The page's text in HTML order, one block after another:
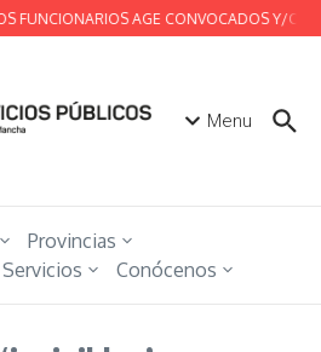
FUNCIONARIOS AGE CONVOCADOS Y/O
Menu
Provincias
Servicios Conócenos